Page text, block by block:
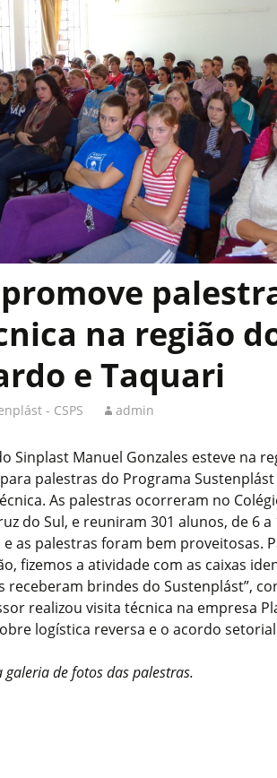
na região
e Taquari
- CSPS admin
Sinplast Manuel Gonzales esteve na
palestras do Programa Sustenplást
As palestras ocorreram no
do Sul, e reuniram 301 alunos, de 6 a
as palestras foram bem proveitosas.
fizemos a atividade com as caixas
receberam brindes do Sustenplást”,
realizou visita técnica na empresa
logística reversa e o acordo setorial
de fotos das palestras.